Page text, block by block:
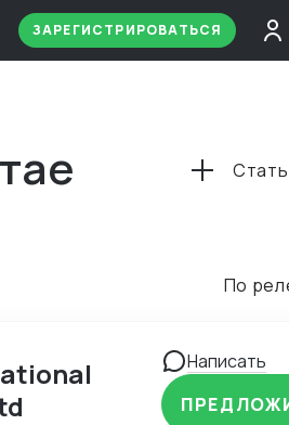
ЗАРЕГИСТРИРОВАТЬСЯ
По
Написать